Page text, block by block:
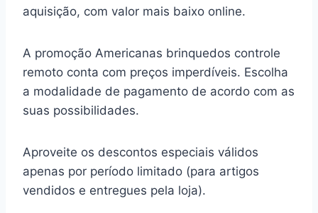
aquisição, com valor mais baixo online.
A promoção Americanas brinquedos controle
remoto conta com preços imperdíveis. Escolha
a modalidade de pagamento de acordo com as
suas possibilidades.
Aproveite os descontos especiais válidos
apenas por período limitado (para artigos
vendidos e entregues pela loja).